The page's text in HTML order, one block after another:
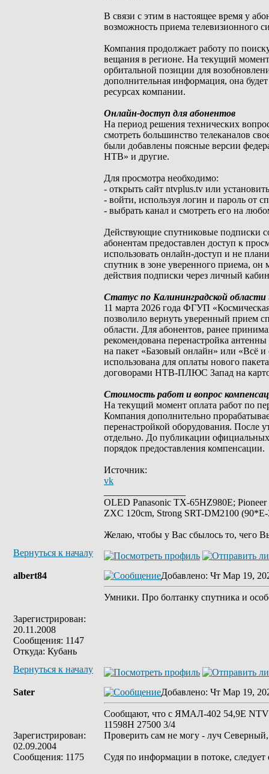
В связи с этим в настоящее время у
возможность приема телевизионного
Компания продолжает работу по
вещания в регионе. На текущий
орбитальной позиции для
дополнительная информация, она
ресурсах компании.
Онлайн-доступ для абонентов
На период решения технических
смотреть большинство телеканалов
были добавлены поясные версии
НТВ» и другие.
Для просмотра необходимо:
- открыть сайт ntvplus.tv или
- войти, используя логин и пароль от
- выбрать канал и смотреть его на
Действующие спутниковые подписки
абонентам предоставлен доступ к
использовать онлайн-доступ и не
спутник в зоне уверенного приема,
действия подписки через личный
Статус по Калининградской
11 марта 2026 года ФГУП
позволило вернуть уверенный прием
области. Для абонентов, ранее
рекомендована перенастройка
на пакет «Базовый онлайн» или «Всё и
использована для оплаты нового
договорами НТВ-ПЛЮС Запад на
Стоимость работ и вопрос
На текущий момент оплата работ по
Компания дополнительно
перенастройкой оборудования. После
отдельно. До публикации
порядок предоставления компенсации.
Источник:
vk
OLED Panasonic TX-65HZ980E;
ZXC 120cm, Strong SRT-DM2100
Желаю, чтобы у Вас сбылось то, чего
Вернуться к началу
albert84
Зарегистрирован:
20.11.2008
Сообщения: 1147
Откуда: Кубань
Добавлено: Чт Мар 19,
Умники. Про болтанку спутника и
Вернуться к началу
Sater
Зарегистрирован:
02.09.2004
Сообщения: 1175
Добавлено: Чт Мар 19,
Сообщают, что с ЯМАЛ-402 54,9Е NTV
11598Н 27500 3/4
Проверить сам не могу - луч
Судя по информации в потоке,